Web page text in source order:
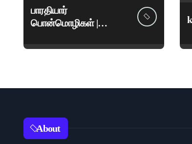
பாரதியார்
பொன்மொழிகள் |
பாரதியார் சிறந்த
வாசகங்கள்
About